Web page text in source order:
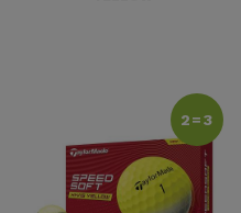
2=3